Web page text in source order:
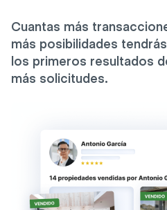
Cuantas más
más posibilidades
los primeros resultados
más solicitudes.